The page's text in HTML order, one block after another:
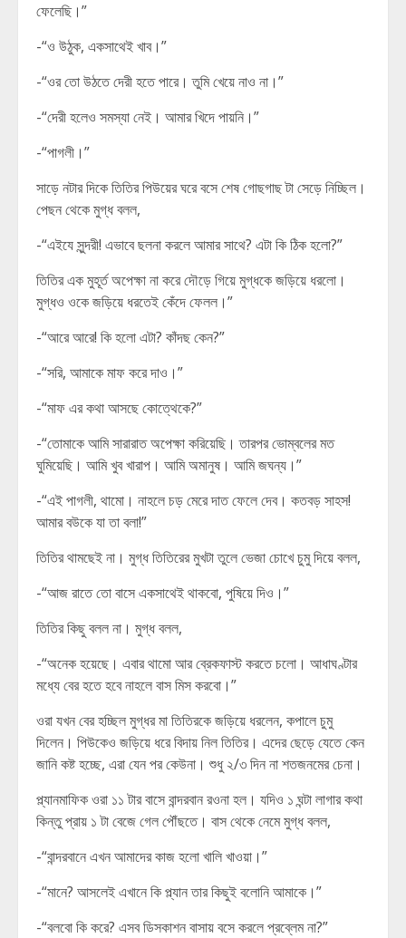
ফেলেছি।”
-“ও উঠুক, একসাথেই খাব।”
-“ওর তো উঠতে দেরী হতে পারে। তুমি খেয়ে নাও না।”
-“দেরী হলেও সমস্যা নেই। আমার খিদে পায়নি।”
-“পাগলী।”
সাড়ে নটার দিকে তিতির পিউয়ের ঘরে বসে শেষ গোছগাছ টা সেড়ে নিচ্ছিল।
পেছন থেকে মুগ্ধ বলল,
-“এইযে সুন্দরী! এভাবে ছলনা করলে আমার সাথে? এটা কি ঠিক হলো?”
তিতির এক মুহূর্ত অপেক্ষা না করে দৌড়ে গিয়ে মুগ্ধকে জড়িয়ে ধরলো।
মুগ্ধও ওকে জড়িয়ে ধরতেই কেঁদে ফেলল।”
-“আরে আরে! কি হলো এটা? কাঁদছ কেন?”
-“সরি, আমাকে মাফ করে দাও।”
-“মাফ এর কথা আসছে কোত্থেকে?”
-“তোমাকে আমি সারারাত অপেক্ষা করিয়েছি। তারপর ভোম্বলের মত
ঘুমিয়েছি। আমি খুব খারাপ। আমি অমানুষ। আমি জঘন্য।”
-“এই পাগলী, থামো। নাহলে চড় মেরে দাত ফেলে দেব। কতবড় সাহস!
আমার বউকে যা তা বলা!”
তিতির থামছেই না। মুগ্ধ তিতিরের মুখটা তুলে ভেজা চোখে চুমু দিয়ে বলল,
-“আজ রাতে তো বাসে একসাথেই থাকবো, পুষিয়ে দিও।”
তিতির কিছু বলল না। মুগ্ধ বলল,
-“অনেক হয়েছে। এবার থামো আর ব্রেকফাস্ট করতে চলো। আধাঘণ্টার
মধ্যে বের হতে হবে নাহলে বাস মিস করবো।”
ওরা যখন বের হচ্ছিল মুগ্ধর মা তিতিরকে জড়িয়ে ধরলেন, কপালে চুমু
দিলেন। পিউকেও জড়িয়ে ধরে বিদায় নিল তিতির। এদের ছেড়ে যেতে কেন
জানি কষ্ট হচ্ছে, এরা যেন পর কেউনা। শুধু ২/৩ দিন না শতজনমের চেনা।
প্ল্যানমাফিক ওরা ১১ টার বাসে বান্দরবান রওনা হল। যদিও ১ ঘন্টা লাগার কথা
কিন্তু প্রায় ১ টা বেজে গেল পৌঁছতে। বাস থেকে নেমে মুগ্ধ বলল,
-“বান্দরবানে এখন আমাদের কাজ হলো খালি খাওয়া।”
-“মানে? আসলেই এখানে কি প্ল্যান তার কিছুই বলোনি আমাকে।”
-“বলবো কি করে? এসব ডিসকাশন বাসায় বসে করলে প্রব্লেম না?”